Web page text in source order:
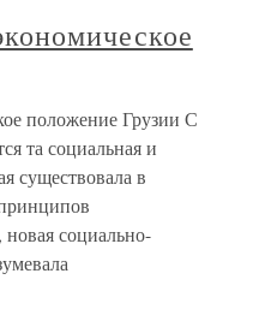
положение Грузии С
та социальная и
существовала в
новая социально-